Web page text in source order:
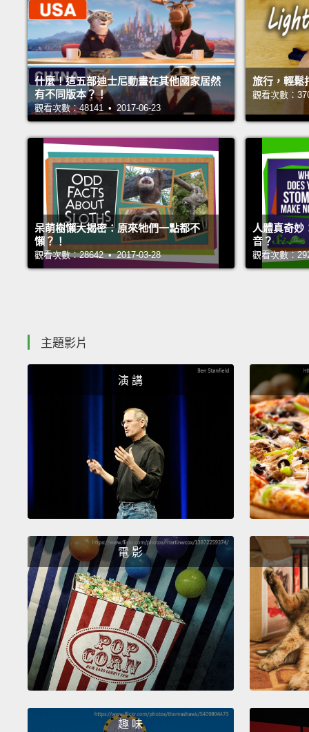
什麼！這五部迪士尼動畫在其他國家居然
有不同版本？！
觀看次數：48141 • 2017-06-23
旅行，輕鬆
觀看次數：
呆萌樹懶大揭密：原來牠們一點都不
懶？！
觀看次數：28642 • 2017-03-28
人體真奇妙
音？
觀看次數：
主題影片
演 講
電 影
趣 味